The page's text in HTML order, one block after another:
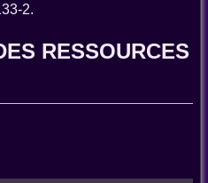
2.
RESSOURCES